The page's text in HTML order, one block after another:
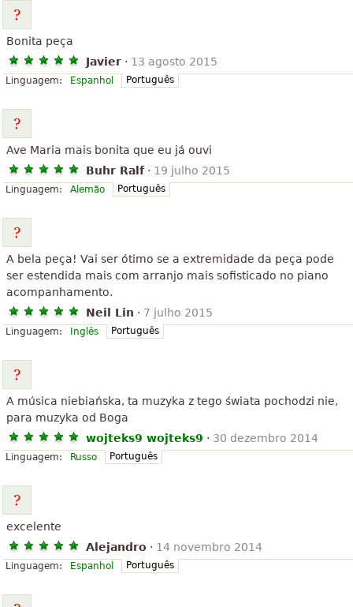
Bonita peça
Javier · 13 agosto 2015
Linguagem: Espanhol Português
Ave Maria mais bonita que eu já ouvi
Buhr Ralf· 19 julho 2015
Linguagem: Alemão Português
A bela peça! Vai ser ótimo se a extremidade da peça pode
ser estendida mais com arranjo mais sofisticado no piano
acompanhamento.
Neil Lin · 7 julho 2015
Linguagem: Inglês Português
A música niebiańska, ta muzyka z tego świata pochodzi nie,
para muzyka od Boga
wojteks9 wojteks9 · 30 dezembro 2014
Linguagem: Russo Português
excelente
Alejandro · 14 novembro 2014
Linguagem: Espanhol Português